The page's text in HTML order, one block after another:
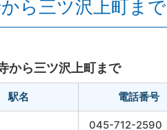
ら三ツ沢上町まで
から三ツ沢上町まで
駅名 電話番号
045-712-2590